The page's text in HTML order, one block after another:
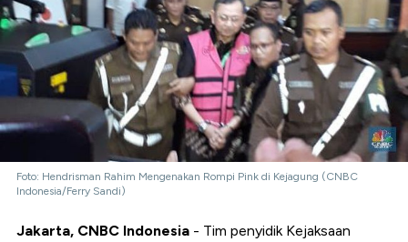
Foto: Hendrisman Rahim Mengenakan Rompi Pink di Kejagung (CNBC
Indonesia/Ferry Sandi)
Jakarta, CNBC Indonesia - Tim penyidik Kejaksaan